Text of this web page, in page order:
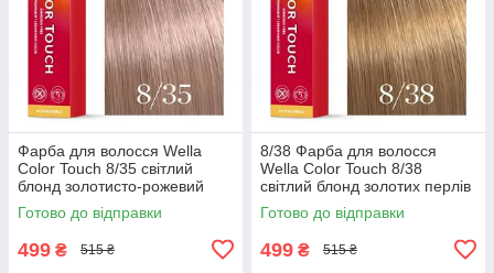
Фарба для волосся Wella
Color Touch 8/35 світлий
блонд золотисто-рожевий
Готово до відправки
499 ₴ 515 ₴
8/38 Фарба для волосся
Wella Color Touch 8/38
світлий блонд золотих перлів
Готово до відправки
499 ₴ 515 ₴